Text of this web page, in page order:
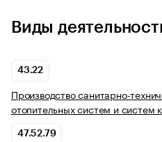
Виды
43.22
Производство санитарно-
отопительных систем и систем
47.52.79